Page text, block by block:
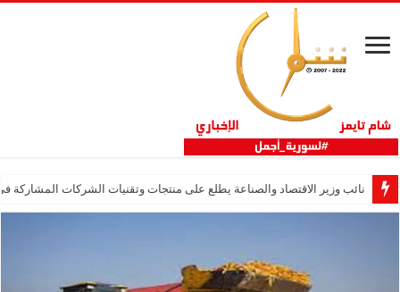
نائب وزير الاقتصاد والصناعة يطلع على منتجات وتقنيات الشركات المشاركة في